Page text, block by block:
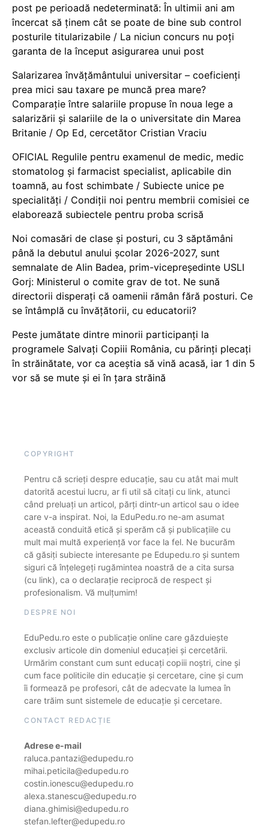
post pe perioadă nedeterminată: În ultimii ani am
încercat să ținem cât se poate de bine sub control
posturile titularizabile / La niciun concurs nu poți
garanta de la început asigurarea unui post
Salarizarea învățământului universitar – coeficienți
prea mici sau taxare pe muncă prea mare?
Comparație între salariile propuse în noua lege a
salarizării și salariile de la o universitate din Marea
Britanie / Op Ed, cercetător Cristian Vraciu
OFICIAL Regulile pentru examenul de medic, medic
stomatolog și farmacist specialist, aplicabile din
toamnă, au fost schimbate / Subiecte unice pe
specialități / Condiții noi pentru membrii comisiei ce
elaborează subiectele pentru proba scrisă
Noi comasări de clase și posturi, cu 3 săptămâni
până la debutul anului școlar 2026-2027, sunt
semnalate de Alin Badea, prim-vicepreședinte USLI
Gorj: Ministerul o comite grav de tot. Ne sună
directorii disperați că oamenii rămân fără posturi. Ce
se întâmplă cu învățătorii, cu educatorii?
Peste jumătate dintre minorii participanți la
programele Salvați Copiii România, cu părinți plecați
în străinătate, vor ca aceștia să vină acasă, iar 1 din 5
vor să se mute și ei în țara străină
COPYRIGHT
Pentru că scrieți despre educație, sau cu atât mai mult
datorită acestui lucru, ar fi util să citați cu link, atunci
când preluați un articol, părți dintr-un articol sau o idee
care v-a inspirat. Noi, la EduPedu.ro ne-am asumat
această conduită etică și sperăm că și publicațiile cu
mult mai multă experiență vor face la fel. Ne bucurăm
că găsiți subiecte interesante pe Edupedu.ro și suntem
siguri că înțelegeți rugămintea noastră de a cita sursa
(cu link), ca o declarație reciprocă de respect și
profesionalism. Vă mulțumim!
DESPRE NOI
EduPedu.ro este o publicație online care găzduiește
exclusiv articole din domeniul educației și cercetării.
Urmărim constant cum sunt educați copiii noștri, cine și
cum face politicile din educație și cercetare, cine și cum
îi formează pe profesori, cât de adecvate la lumea în
care trăim sunt sistemele de educație și cercetare.
CONTACT REDACȚIE
Adrese e-mail
raluca.pantazi@edupedu.ro
mihai.peticila@edupedu.ro
costin.ionescu@edupedu.ro
alexa.stanescu@edupedu.ro
diana.ghimisi@edupedu.ro
stefan.lefter@edupedu.ro